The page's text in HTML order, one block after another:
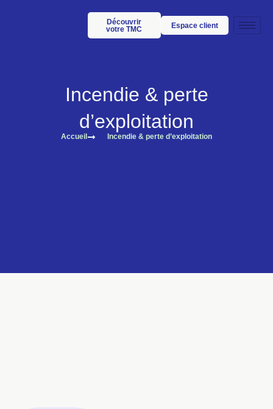
Découvrir
votre TMC
Espace client
Incendie & perte
d’exploitation
Accueil Incendie & perte d’exploitation